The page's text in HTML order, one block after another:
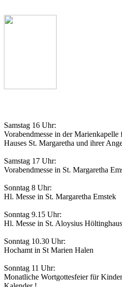
Samstag 16 Uhr:
Vorabendmesse in der
Hauses St. Margaretha und ihrer
Samstag 17 Uhr:
Vorabendmesse in St. Margaretha
Sonntag 8 Uhr:
Hl. Messe in St. Margaretha Emstek
Sonntag 9.15 Uhr:
Hl. Messe in St. Aloysius
Sonntag 10.30 Uhr:
Hochamt in St Marien Halen
Sonntag 11 Uhr:
Monatliche Wortgottesfeier für